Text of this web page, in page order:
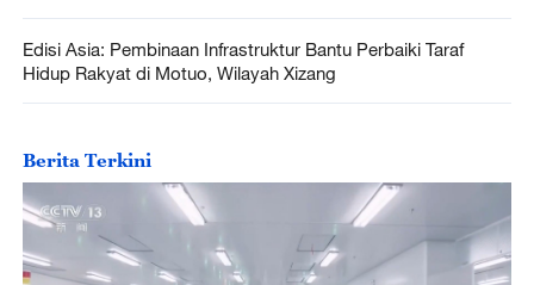
Edisi Asia: Pembinaan Infrastruktur Bantu Perbaiki Taraf
Hidup Rakyat di Motuo, Wilayah Xizang
Berita Terkini